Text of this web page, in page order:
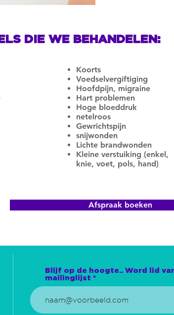
DIE WE BEHANDELEN:
Koorts
Voedselvergiftiging
Hoofdpijn, migraine
Hart problemen
Hoge bloeddruk
netelroos
Gewrichtspijn
snijwonden
Lichte brandwonden
Kleine verstuiking (enkel,
knie, voet, pols, hand)
Afspraak boeken
Blijf op de hoogte.. Word lid
mailinglijst